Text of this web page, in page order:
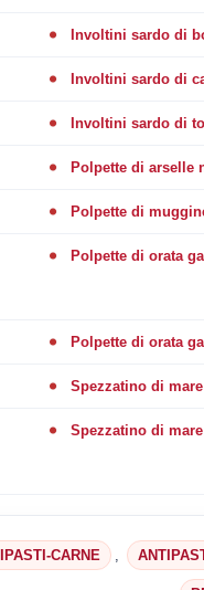
Involtini sardo di
Involtini sardo di
Involtini sardo di
Polpette di arselle
Polpette di
Polpette di orata
Polpette di orata
Spezzatino di
Spezzatino di
CARNE